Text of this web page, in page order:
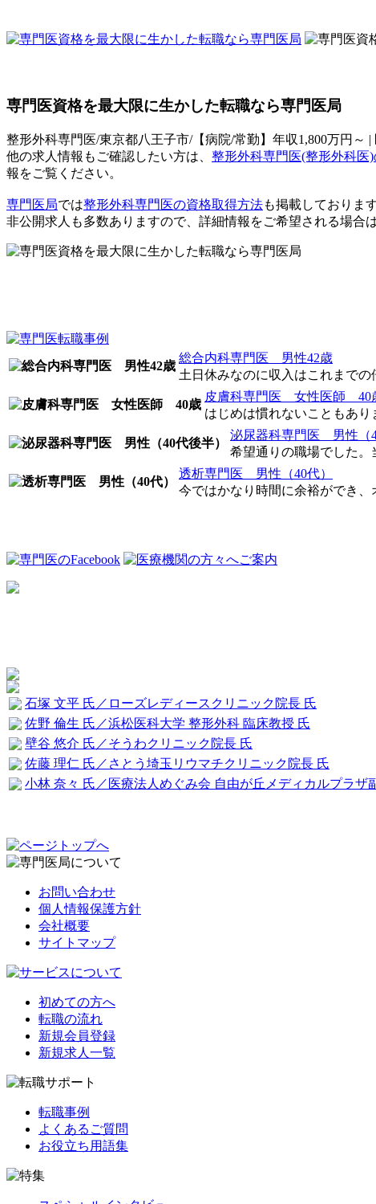
専門医資格を最大限に生かした転職なら専門医局
整形外科専門医/東京都八王子市/【病院/常勤】年収1,800万円
他の求人情報もご確認したい方は、 整形外科専門医(整形外科医
報をご覧ください。
専門医局では整形外科専門医の資格取得方法も掲載しております
非公開求人も多数ありますので、詳細情報をご希望される場合
総合内科専門医 男性42歳
土日休みなのに収入はこれまでの
皮膚科専門医 女性医師 40
はじめは慣れないこともあり
泌尿器科専門医 男性（
希望通りの職場でした。
透析専門医 男性（40代）
今ではかなり時間に余裕ができ、
石塚 文平 氏／ローズレディースクリニック院長 氏
佐野 倫生 氏／浜松医科大学 整形外科 臨床教授 氏
壁谷 悠介 氏／そうわクリニック院長 氏
佐藤 理仁 氏／さとう埼玉リウマチクリニック院長 氏
小林 奈々 氏／医療法人めぐみ会 自由が丘メディカルプラザ
お問い合わせ
個人情報保護方針
会社概要
サイトマップ
初めての方へ
転職の流れ
新規会員登録
新規求人一覧
転職事例
よくあるご質問
お役立ち用語集